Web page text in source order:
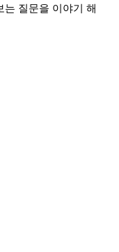
질문을 이야기 해